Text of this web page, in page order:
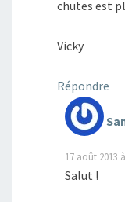
chutes est
Vicky
Répondre
17 août 2013
Salut !